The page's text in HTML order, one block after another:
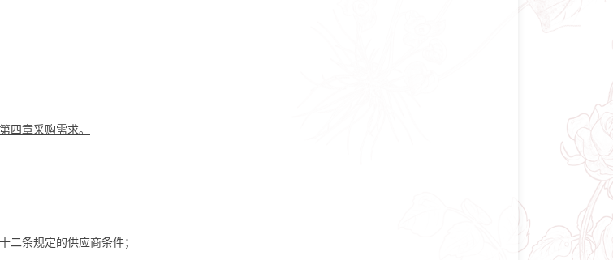
四章采购需求。
二条规定的供应商条件；